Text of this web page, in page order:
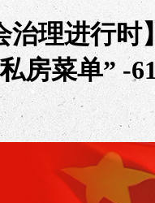
治理进行时
房菜单” -